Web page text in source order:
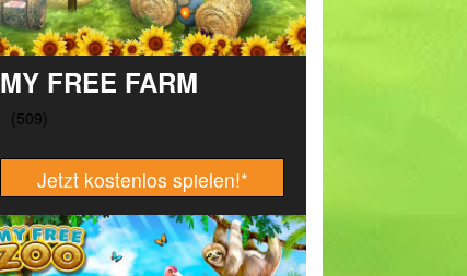
MY FREE FARM
Jetzt kostenlos spielen!*